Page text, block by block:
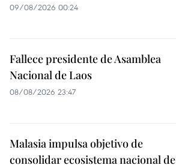
09/08/2026 00:24
Fallece presidente de Asamblea
Nacional de Laos
08/08/2026 23:47
Malasia impulsa objetivo de
consolidar ecosistema nacional de